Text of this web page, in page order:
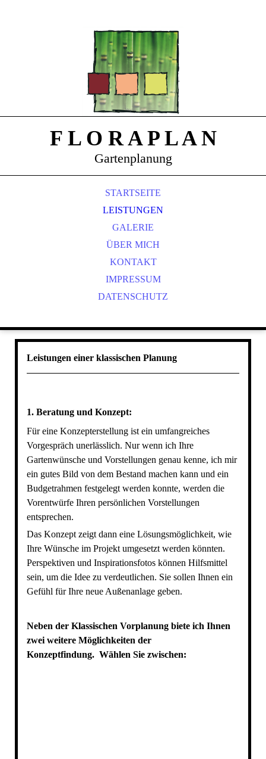
F L O R A P L A N
Gartenplanung
STARTSEITE
LEISTUNGEN
GALERIE
ÜBER MICH
KONTAKT
IMPRESSUM
DATENSCHUTZ
Leistungen einer klassischen Planung
1. Beratung und Konzept:
Für eine Konzepterstellung ist ein umfangreiches
Vorgespräch unerlässlich. Nur wenn ich Ihre
Gartenwünsche und Vorstellungen genau kenne, ich mir
ein gutes Bild von dem Bestand machen kann und ein
Budgetrahmen festgelegt werden konnte, werden die
Vorentwürfe Ihren persönlichen Vorstellungen
entsprechen.
Das Konzept zeigt dann eine Lösungsmöglichkeit, wie
Ihre Wünsche im Projekt umgesetzt werden könnten.
Perspektiven und Inspirationsfotos können Hilfsmittel
sein, um die Idee zu verdeutlichen. Sie sollen Ihnen ein
Gefühl für Ihre neue Außenanlage geben.
Neben der Klassischen Vorplanung biete ich Ihnen
zwei weitere Möglichkeiten der
Konzeptfindung. Wählen Sie zwischen: